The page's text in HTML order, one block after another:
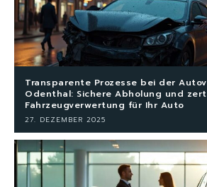
Transparente Prozesse bei der
Odenthal: Sichere Abholung und
Fahrzeugverwertung für Ihr Auto
27. DEZEMBER 2025